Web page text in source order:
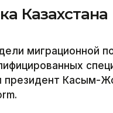
Казахстана
миграционной
президент Касым-